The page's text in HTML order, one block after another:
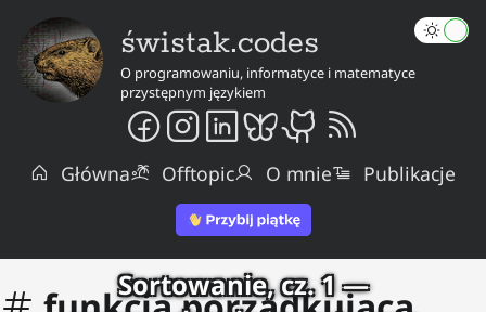
świstak.codes
O programowaniu, informatyce i matematyce
przystępnym językiem
Główna Offtopic O mnie Publikacje
Sortowanie, cz. 1 —